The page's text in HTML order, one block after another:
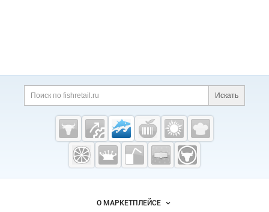
Дополнительная информация
Поиск по сайту и
Искать
Cсылки на полезные проекты
Fishretail.ru —
рыба,
морепродукты
Важные разделы и контакты
Навигация по сайтуО МАРКЕТПЛЕЙСЕ